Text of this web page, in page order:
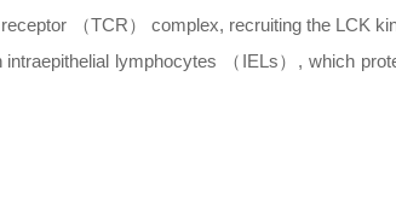
（TCR） complex, recruiting the LCK
lymphocytes （IELs）, which